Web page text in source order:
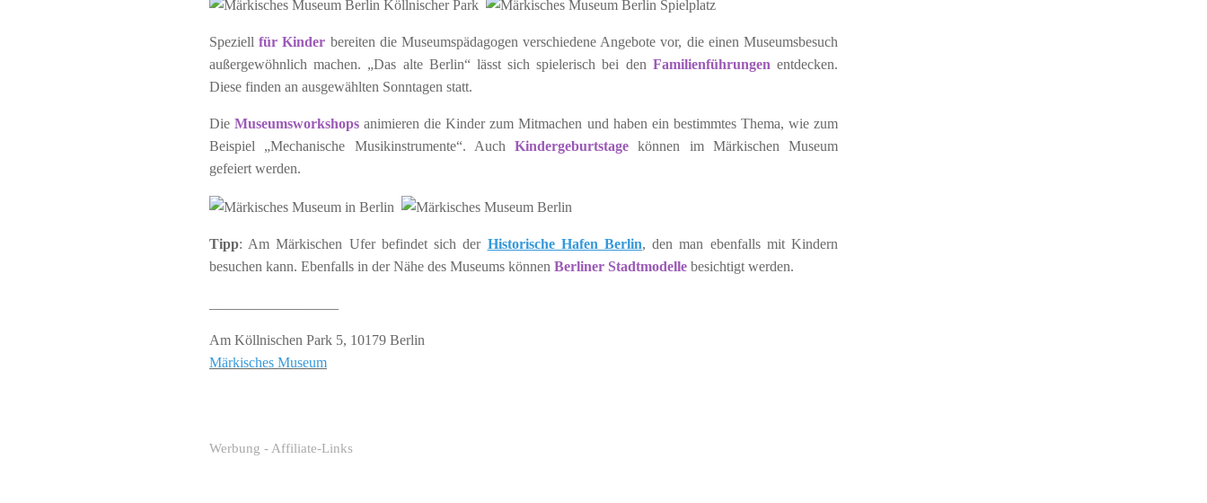
Speziellfür Kinder bereiten die Museumspädagogen verschiedene Angebote vor, die einen Museumsbesuch
außergewöhnlich machen. „Das alte Berlin“ lässt sich spielerisch bei den Familienführungen entdecken.
Diese finden an ausgewählten Sonntagen statt.
DieMuseumsworkshopsanimieren die Kinder zum Mitmachen und haben ein bestimmtes Thema, wie zum
Beispiel „Mechanische Musikinstrumente“. Auch Kindergeburtstagekönnen im Märkischen Museum
gefeiert werden.
Tipp: Am Märkischen Ufer befindet sich der Historische Hafen Berlin, den man ebenfalls mit Kindern
besuchen kann. Ebenfalls in der Nähe des Museums können Berliner Stadtmodelle besichtigt werden.
Am Köllnischen Park 5, 10179 Berlin
Märkisches Museum
Werbung - Affiliate-Links